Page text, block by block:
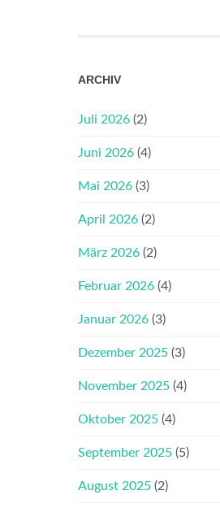
ARCHIV
Juli 2026 (2)
Juni 2026 (4)
Mai 2026 (3)
April 2026 (2)
März 2026 (2)
Februar 2026 (4)
Januar 2026 (3)
Dezember 2025 (3)
November 2025 (4)
Oktober 2025 (4)
September 2025 (5)
August 2025 (2)